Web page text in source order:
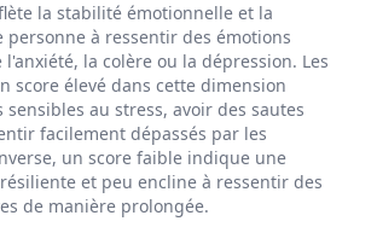
la stabilité émotionnelle et la
personne à ressentir des émotions
l'anxiété, la colère ou la dépression. Les
score élevé dans cette dimension
au stress, avoir des sautes
facilement dépassés par les
un score faible indique une
et peu encline à ressentir des
de manière prolongée.